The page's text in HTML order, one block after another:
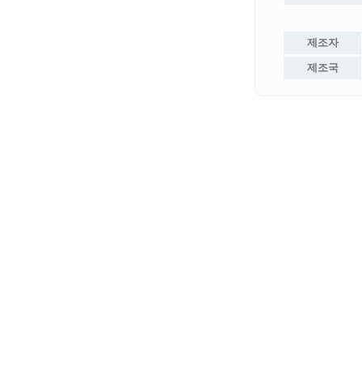
제조자
제조국